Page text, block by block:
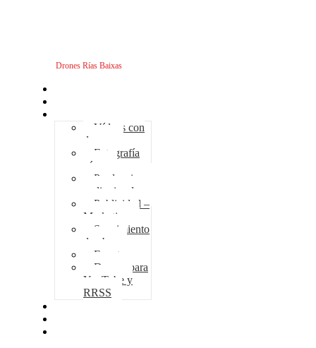
Drones Rías Baixas
Vídeos con
drones
Fotografía
aérea
Producciones
audiovisuales
Publicidad –
Marketing
Seguimiento
de obra
Eventos
Drones para
YouTube y
RRSS